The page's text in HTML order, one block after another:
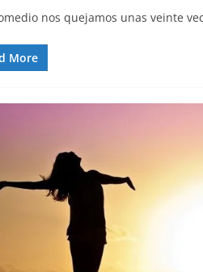
nos quejamos unas veinte
More